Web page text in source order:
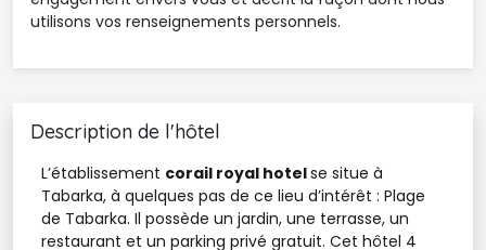
utilisons vos renseignements personnels.
Description de l'hôtel
L’établissement corail royal hotelse situe à
Tabarka, à quelques pas de ce lieu d’intérêt : Plage
de Tabarka. Il possède un jardin, une terrasse, un
restaurant et un parking privé gratuit. Cet hôtel 4